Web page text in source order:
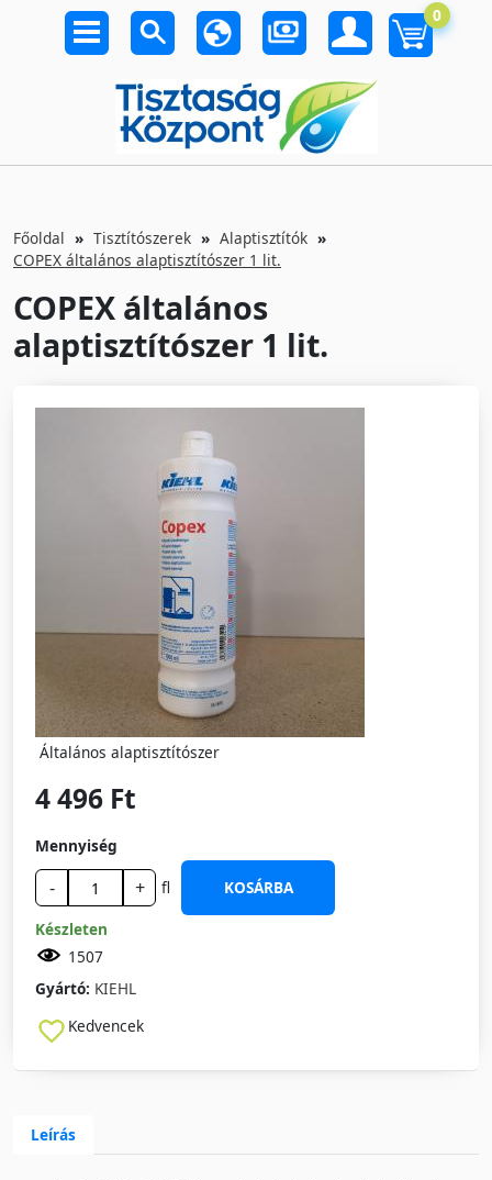
0
Főoldal Tisztítószerek
Alaptisztítók
COPEX általános alaptisztítószer 1 lit.
COPEX általános
alaptisztítószer 1 lit.
Általános alaptisztítószer
4 496 Ft
Mennyiség
- + fl
KOSÁRBA
Készleten
1507
Gyártó: KIEHL
Kedvencek
Leírás